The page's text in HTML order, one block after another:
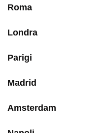
Roma
Londra
Parigi
Madrid
Amsterdam